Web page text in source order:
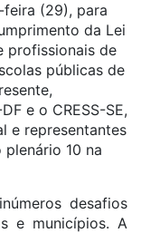
(29), para
da Lei
profissionais de
públicas de
e o CRESS-SE,
e representantes
10 na
desafios
e municípios. A